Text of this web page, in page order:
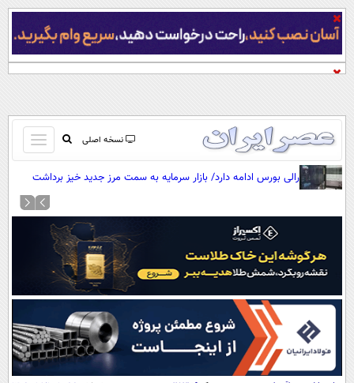
نسخه اصلی
باز
و
بسته
کردن
صفحه اول
آرشیو
نظرسنجی
آب و هوا
اوقات شرعی
پیوند ها
سواد زندگی
رالی بورس ادامه دارد/ بازار سرمایه به سمت مرز جدید خیز برداشت